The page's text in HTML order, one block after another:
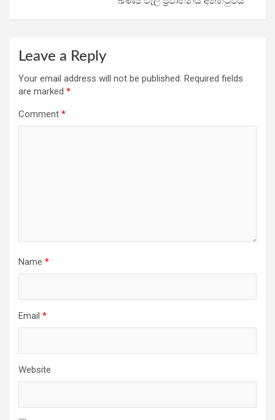
Leave a Reply
Your email address will not be published. Required fields
are marked *
Comment *
Name *
Email *
Website